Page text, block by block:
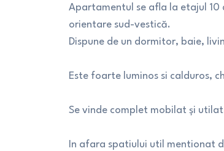
Apartamentul se afla la etajul 10
orientare sud-vestică.
Dispune de un dormitor, baie,
Este foarte luminos si calduros,
Se vinde complet mobilat și
In afara spatiului util mentionat